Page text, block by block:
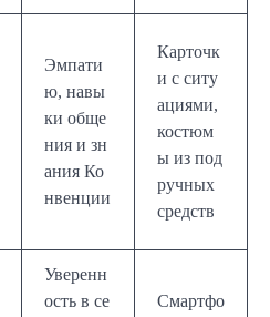
Эмпати
ю, навы
ки обще
ния и зн
ания Ко
нвенции
Карточк
и с ситу
ациями,
костюм
ы из под
ручных
средств
Уверенн
ость в се
Смартфо